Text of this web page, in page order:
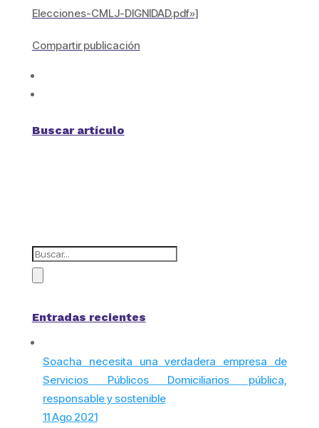
Elecciones-CMLJ-DIGNIDAD.pdf»]
Compartir publicación
Buscar artículo
Entradas recientes
Soacha necesita una verdadera empresa de
Servicios Públicos Domiciliarios pública,
responsable y sostenible
11 Ago 2021